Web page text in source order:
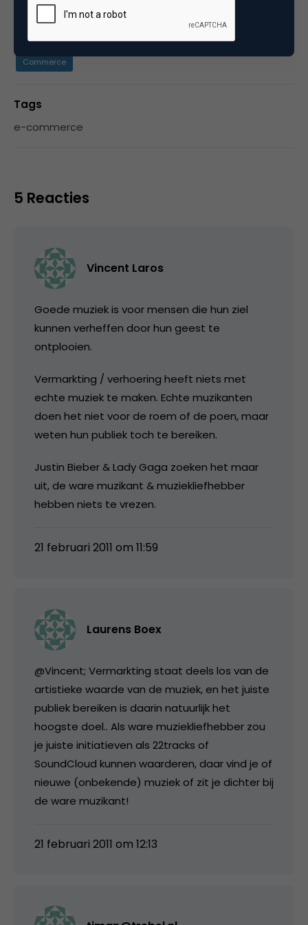
Categorie
Commerce
Tags
e-commerce
5 Reacties
Vincent Laros
Goede muziek is voor mensen die hun ziel
kunnen verheffen door hun geest te
ontplooien.
Vermarkting / verhoering heeft niets met
echte muziek te maken. Echte muzikanten
doen het niet voor de roem of de poen, maar
weten hun publiek toch te bereiken.
Justin Bieber & Lady Gaga zoeken het maar
uit, de ware muzikant & muziekliefhebber
hebben niets te vrezen.
21 februari 2011 om 11:59
Laurens Boex
@Vincent; Vermarkting staat deels los van de
artistieke waarde van de muziek, en het juiste
publiek bereiken is daarin natuurlijk het
hoogste doel.. Als ware muziekliefhebber zou
je juiste initiatieven als 22tracks of
SoundCloud kunnen waarderen, daar vind je of
nieuwe (onbekende) muziek of zit je dichter bij
de ware muzikant!
21 februari 2011 om 12:13